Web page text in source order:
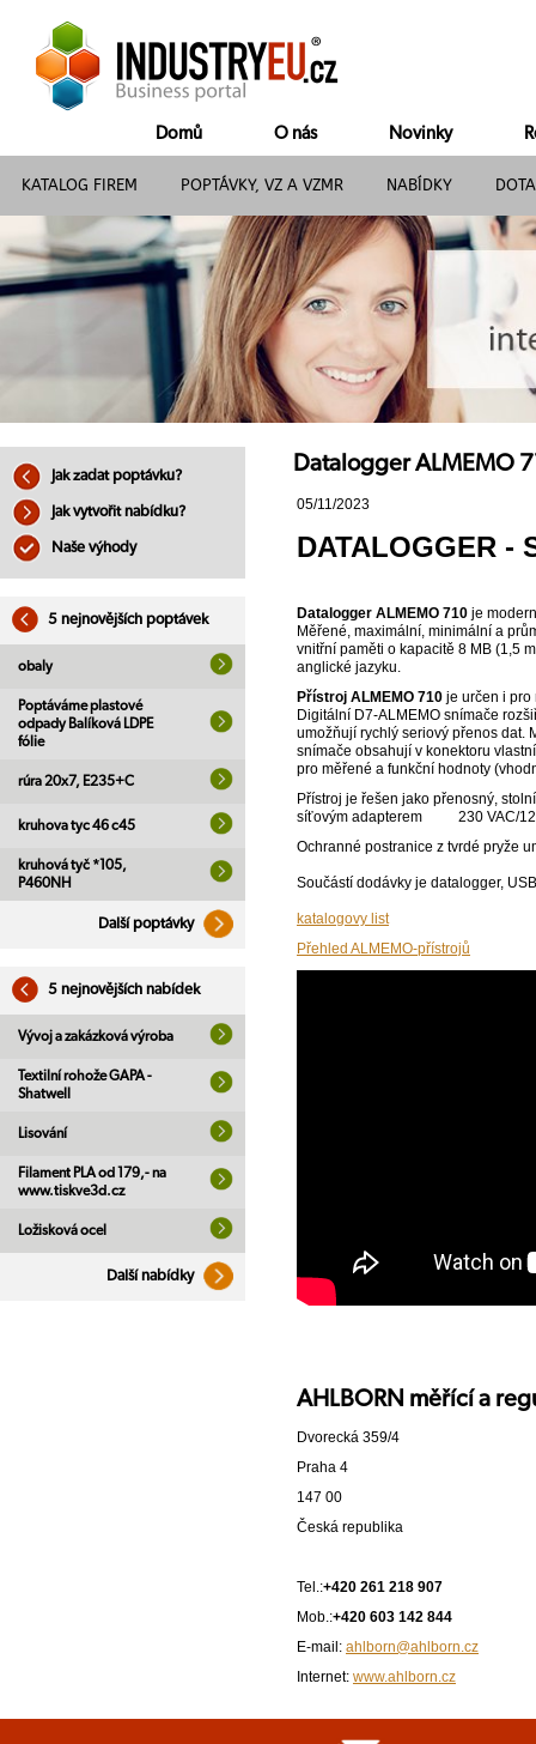
Domů O nás Novinky
KATALOG FIREM POPTÁVKY, VZ A VZMR NABÍDKY
Jak zadat poptávku?
Jak vytvořit nabídku?
Naše výhody
5 nejnovějších poptávek
obaly
Poptáváme plastové
odpady Balíková LDPE
fólie
rúra 20x7, E235+C
kruhova tyc 46 c45
kruhová tyč *105,
P460NH
Další poptávky
5 nejnovějších nabídek
Vývoj a zakázková výroba
Textilní rohože GAPA -
Shatwell
Lisování
Filament PLA od 179,- na
www.tiskve3d.cz
Ložisková ocel
Další nabídky
Datalogger ALMEMO
05/11/2023
DATALOGGER -
Datalogger ALMEMO 710 je
Měřené, maximální, minimální a
vnitřní paměti o kapacitě 8 MB (1,5
anglické jazyku.
Přístroj ALMEMO 710 je určen i pro
Digitální D7-ALMEMO snímače
umožňují rychlý seriový přenos dat.
snímače obsahují v konektoru
pro měřené a funkční hodnoty
Přístroj je řešen jako přenosný,
síťovým adapterem 230 VAC/12
Ochranné postranice z tvrdé pryže
Součástí dodávky je datalogger,
katalogovy list
Přehled ALMEMO-přístrojů
AHLBORN měřící a
Dvorecká 359/4
Praha 4
147 00
Česká republika
Tel.:+420 261 218 907
Mob.:+420 603 142 844
E-mail: ahlborn@ahlborn.cz
Internet: www.ahlborn.cz